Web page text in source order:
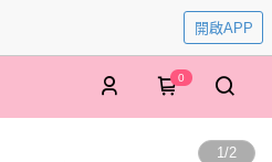
開啟APP
0
1/2